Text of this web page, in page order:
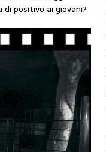
positivo ai giovani?